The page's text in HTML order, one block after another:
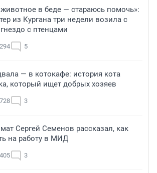
в беде — стараюсь помочь»:
из Кургана три недели возила с
с птенцами
5
— в котокафе: история кота
который ищет добрых хозяев
3
Сергей Семенов рассказал, как
на работу в МИД
3